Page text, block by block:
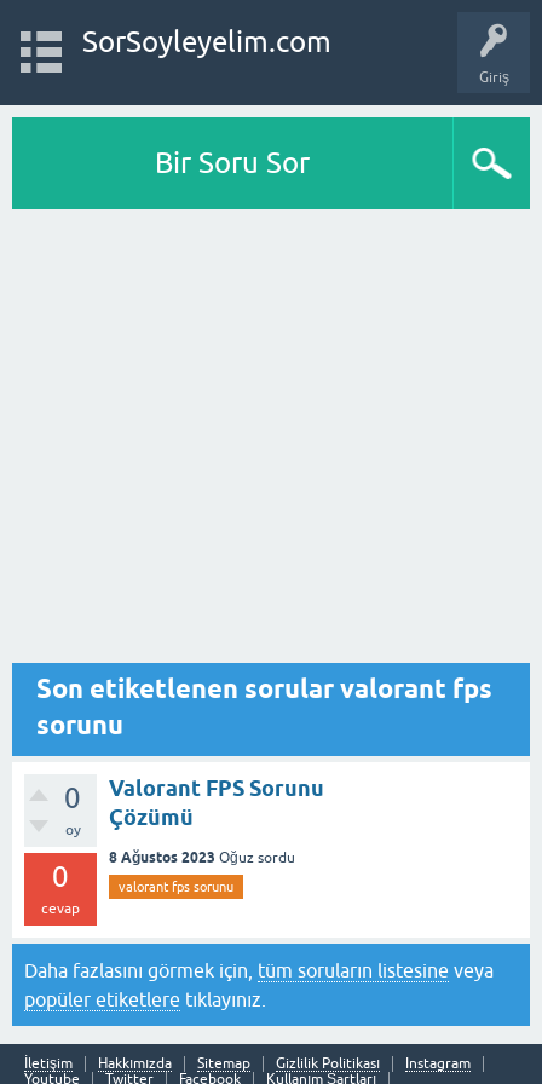
Giriş
SorSoyleyelim.com
Bir Soru Sor
Son etiketlenen sorular valorant fps
sorunu
0
oy
0
cevap
Valorant FPS Sorunu
Çözümü
8 Ağustos 2023 Oğuz sordu
valorant fps sorunu
Daha fazlasını görmek için, tüm soruların listesine veya
popüler etiketlere tıklayınız.
İletişim Hakkımızda Sitemap Gizlilik Politikası
Instagram
Youtube
Twitter Facebook Kullanım Şartları